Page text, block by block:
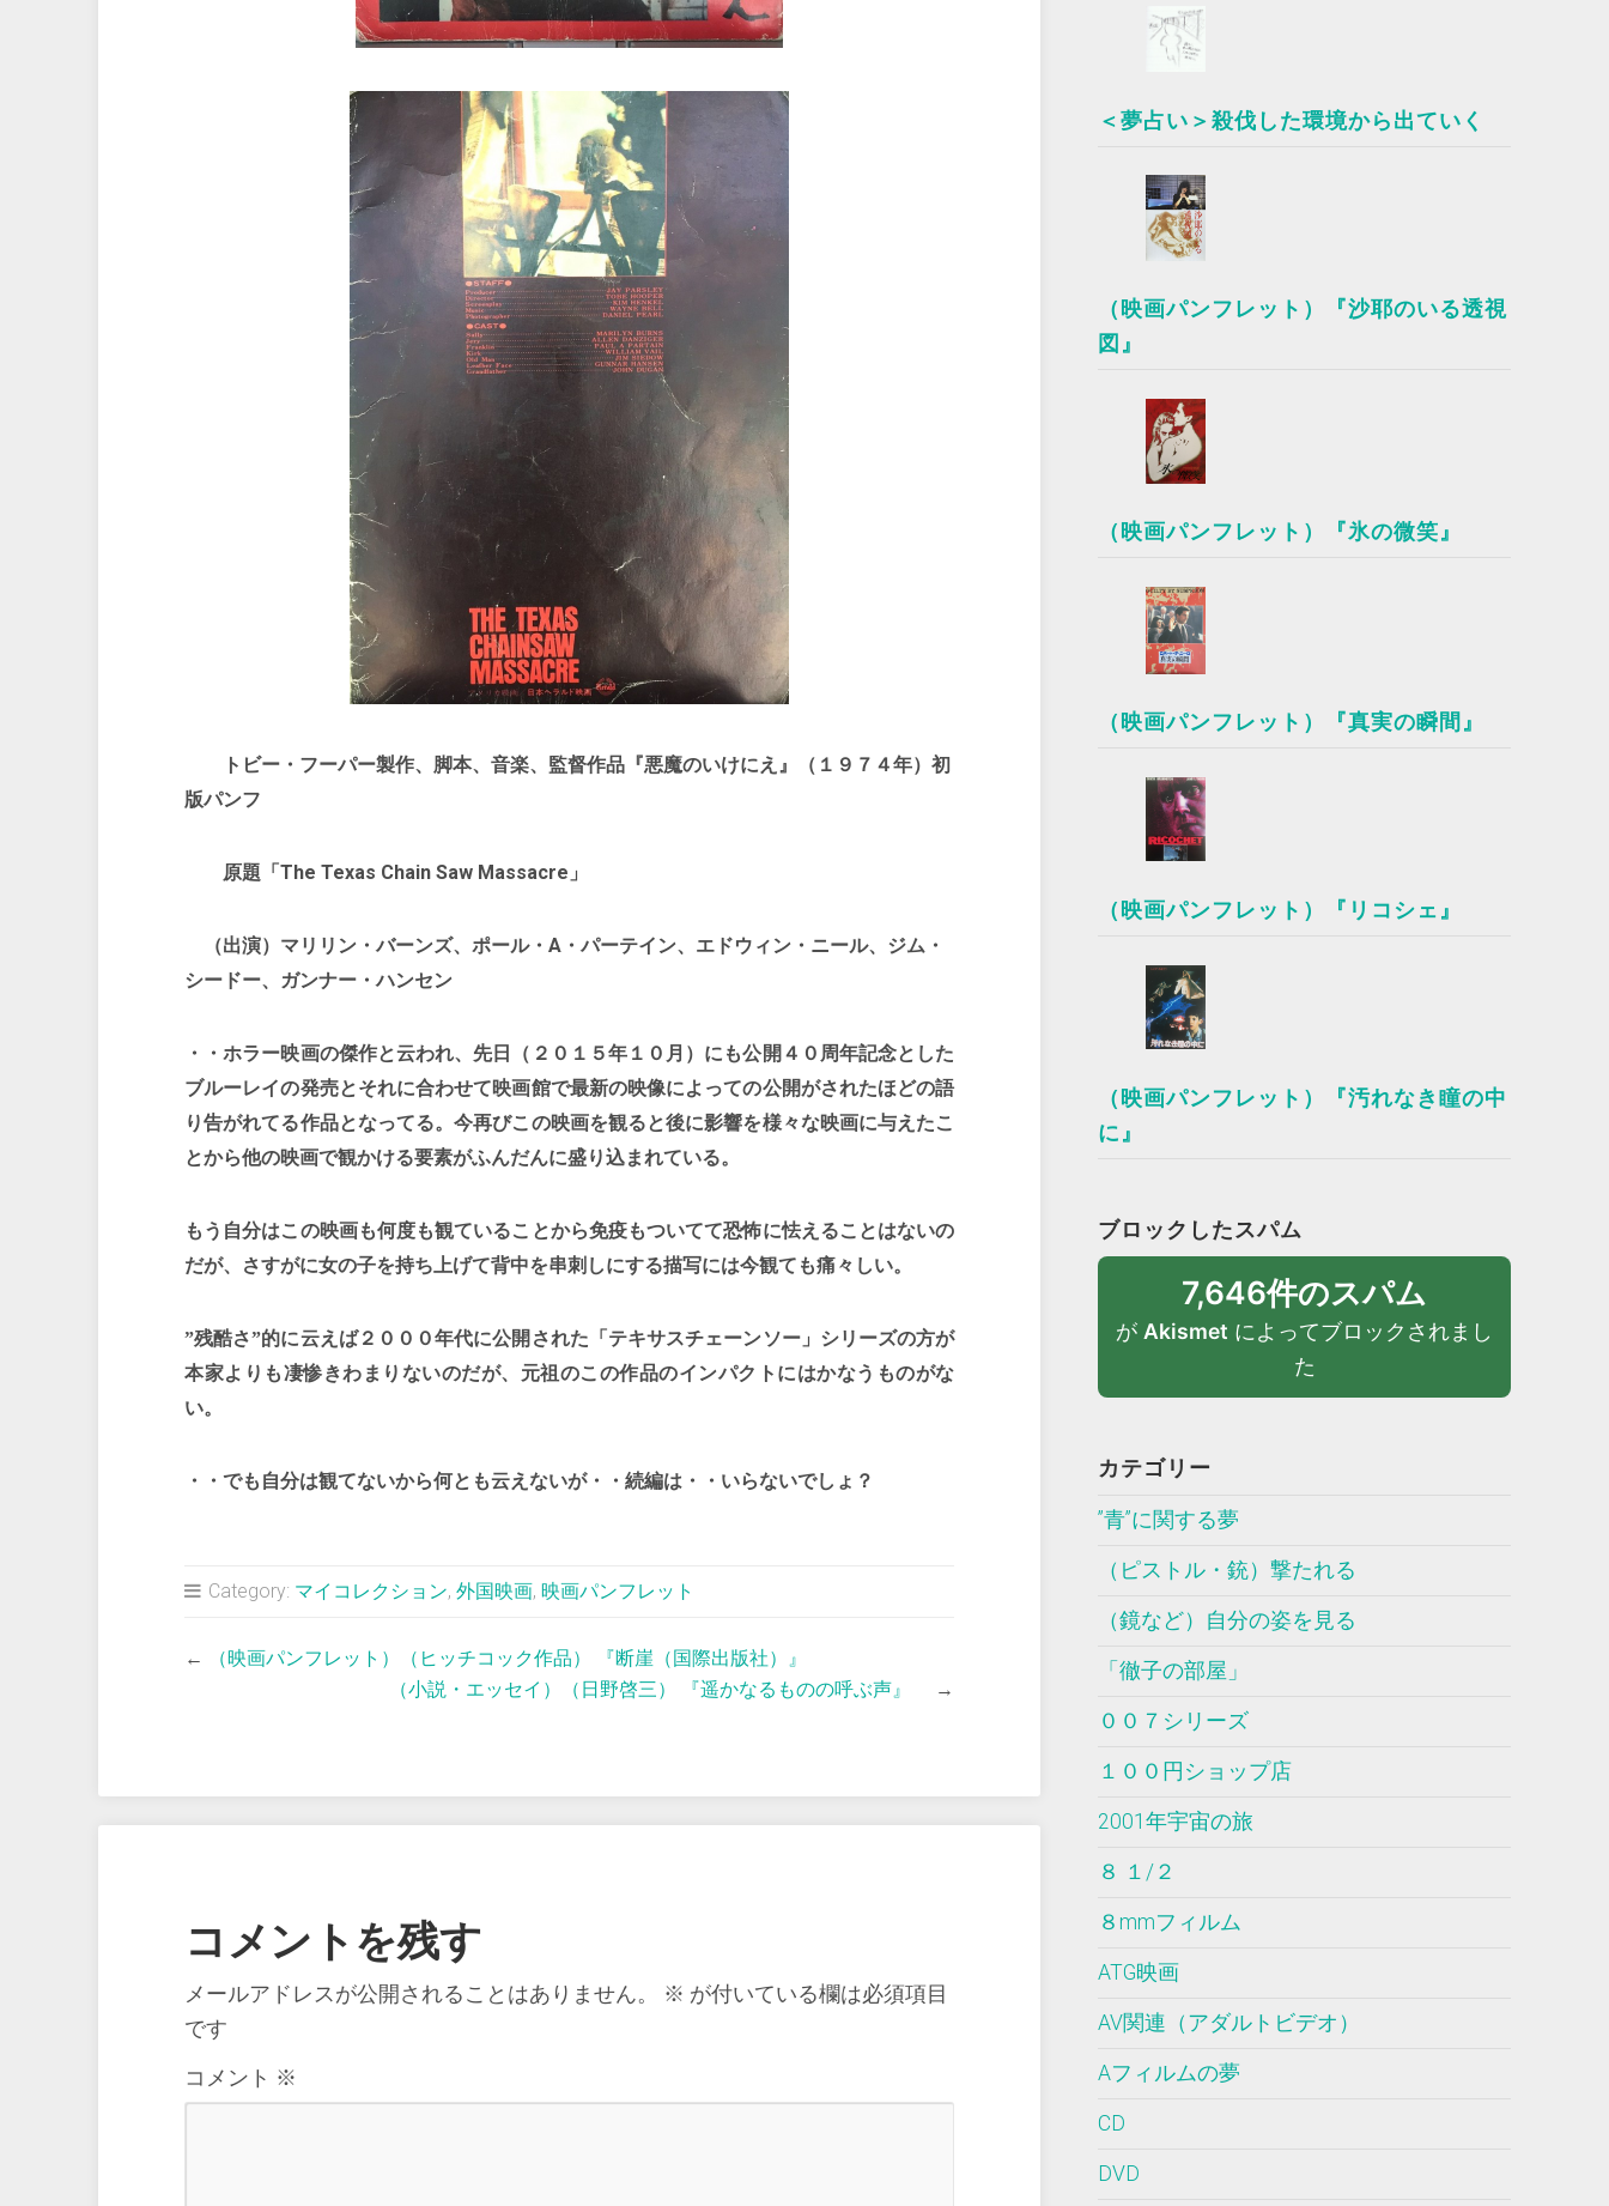
トビー・フーパー製作、脚本、音楽、監督作品『悪魔のいけにえ』（１９７４年）初
版パンフ
原題「The Texas Chain Saw Massacre」
（出演）マリリン・バーンズ、ポール・A・パーテイン、エドウィン・ニール、ジム・
シードー、ガンナー・ハンセン
・・ホラー映画の傑作と云われ、先日（２０１５年１０月）にも公開４０周年記念とした
ブルーレイの発売とそれに合わせて映画館で最新の映像によっての公開がされたほどの語
り告がれてる作品となってる。今再びこの映画を観ると後に影響を様々な映画に与えたこ
とから他の映画で観かける要素がふんだんに盛り込まれている。
もう自分はこの映画も何度も観ていることから免疫もついてて恐怖に怯えることはないの
だが、さすがに女の子を持ち上げて背中を串刺しにする描写には今観ても痛々しい。
”残酷さ”的に云えば２０００年代に公開された「テキサスチェーンソー」シリーズの方が
本家よりも凄惨きわまりないのだが、元祖のこの作品のインパクトにはかなうものがな
い。
・・でも自分は観てないから何とも云えないが・・続編は・・いらないでしょ？
Category: マイコレクション, 外国映画, 映画パンフレット
←
（映画パンフレット）（ヒッチコック作品） 『断崖（国際出版社）』
（小説・エッセイ）（日野啓三） 『遥かなるものの呼ぶ声』
→
コメントを残す
メールアドレスが公開されることはありません。 ※ が付いている欄は必須項目
です
コメント ※
＜夢占い＞殺伐した環境から出ていく
（映画パンフレット）『沙耶のいる透視
図』
（映画パンフレット）『氷の微笑』
（映画パンフレット）『真実の瞬間』
（映画パンフレット）『リコシェ』
（映画パンフレット）『汚れなき瞳の中
に』
ブロックしたスパム
7,646件のスパム
が Akismet によってブロックされまし
た
カテゴリー
”青”に関する夢
（ピストル・銃）撃たれる
（鏡など）自分の姿を見る
「徹子の部屋」
００７シリーズ
１００円ショップ店
2001年宇宙の旅
８ １/２
８mmフィルム
ATG映画
AV関連（アダルトビデオ）
Aフィルムの夢
CD
DVD